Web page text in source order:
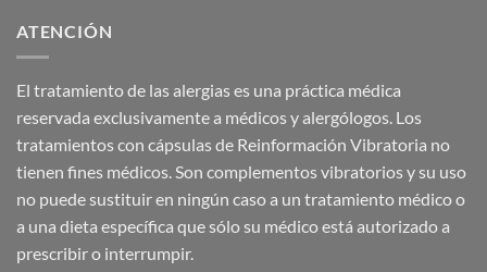
ATENCIÓN
El tratamiento de las alergias es una práctica médica
reservada exclusivamente a médicos y alergólogos. Los
tratamientos con cápsulas de Reinformación Vibratoria no
tienen fines médicos. Son complementos vibratorios y su uso
no puede sustituir en ningún caso a un tratamiento médico o
a una dieta específica que sólo su médico está autorizado a
prescribir o interrumpir.